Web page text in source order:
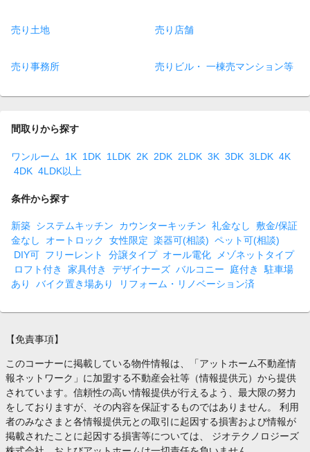
売り土地 売り店舗
売り事務所 売りビル・ 一棟売マンション等
間取りから探す
ワンルーム 1K 1DK 1LDK 2K 2DK 2LDK 3K 3DK 3LDK 4K
4DK 4LDK以上
条件から探す
新築 システムキッチン カウンターキッチン 礼金なし
敷金/保証
金なし
オートロック 女性限定 楽器可(相談) ペット可(相談)
DIY可 フリーレント 分譲タイプ オール電化
メゾネットタイプ
ロフト付き
家具付き デザイナーズ バルコニー 庭付き
駐車場
あり
バイク置き場あり リフォーム・リノベーション済
【免責事項】
このコーナーに掲載している物件情報は、「アットホーム不動産情
報ネットワーク」に加盟する不動産会社等（情報提供元）から提供
されています。信頼性の高い情報提供が行えるよう、最大限の努力
をしておりますが、その内容を保証するものではありません。 利用
者のみなさまと各情報提供元との取引に起因する損害および情報が
掲載されたことに起因する損害等については、 ジオテクノロジーズ